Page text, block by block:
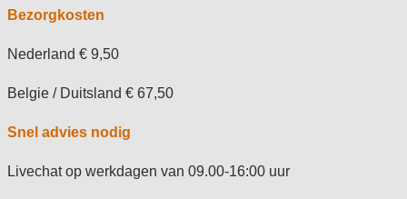
Bezorgkosten
Nederland € 9,50
Belgie / Duitsland € 67,50
Snel advies nodig
Livechat op werkdagen van 09.00-16:00 uur